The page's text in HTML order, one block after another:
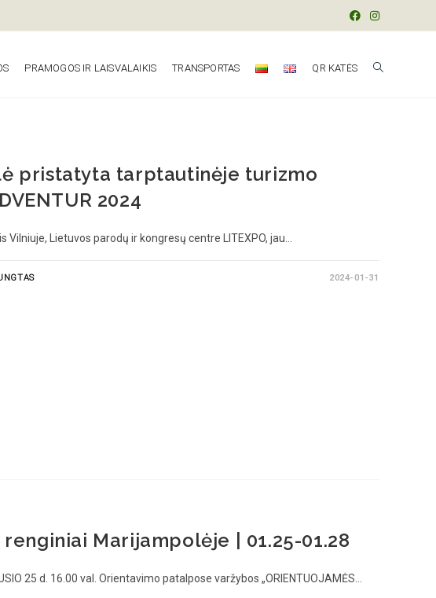
PRAMOGOS IR LAISVALAIKIS TRANSPORTAS QR KATĖS
pristatyta tarptautinėje turizmo
2024
Vilniuje, Lietuvos parodų ir kongresų centre LITEXPO, jau…
2024-01-31
Marijampolėje | 01.25-01.28
25 d. 16.00 val. Orientavimo patalpose varžybos „ORIENTUOJAMĖS…